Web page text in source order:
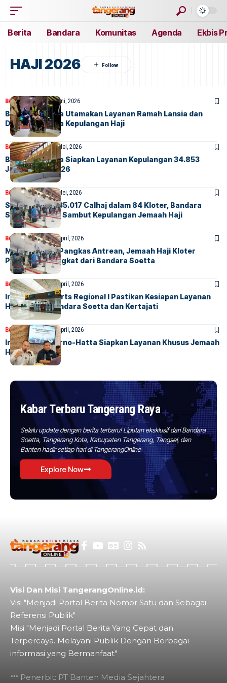
Berita Bandara Komunitas Agenda Ekbis
HAJI 2026
BANDARABERITA3 Juni, 2026
Bandara Soetta Utamakan Layanan Ramah Lansia dan
Disabilitas pada Kepulangan Haji
BANDARABERITA31 Mei, 2026
Bandara Soetta Siapkan Layanan Kepulangan 34.853
Jemaah Haji 2026
BANDARABERITA22 Mei, 2026
Sukses Layani 35.017 Calhaj dalam 84 Kloter, Bandara
Soetta Bersiap Sambut Kepulangan Jemaah Haji
BANDARABERITA22 April, 2026
Makkah Route Pangkas Antrean, Jemaah Haji Kloter
Pertama Berangkat dari Bandara Soetta
BANDARA BERITA21 April, 2026
Injourney Airports Regional I Pastikan Kesiapan Layanan
Haji 2026 di Bandara Soetta dan Kertajati
BANDARA BERITA16 April, 2026
Imigrasi Soekarno-Hatta Siapkan Layanan Khusus Jemaah
Haji 2026
Kabar Terbaru Tangerang Raya
Selalu update dengan berita terbaru! Liputan eksklusif dari Bandara
Soetta, Tangerang Kota, Kabupaten Tangerang, Tangsel, dan
Banten hadir setiap hari di TangerangOnline
Explore Now
Visi Dan Misi TangerangOnline.id:
Visi "Menjadi Portal Berita Nomor Satu dan Sebagai
Referensi Publik"
Misi "Menjadi Portal Berita Yang Cepat dan
Terpercaya. Melayani Publik Dengan Berbagai
informasi yang Bermanfaat"
Penerbit: PT Banten Media Sejahtera